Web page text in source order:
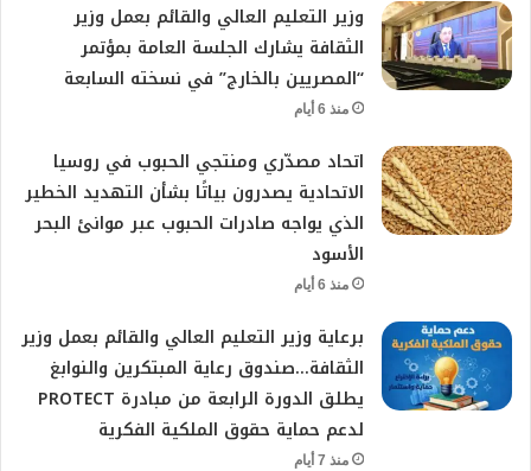
وزير التعليم العالي والقائم بعمل وزير
الثقافة يشارك الجلسة العامة بمؤتمر
“المصريين بالخارج” في نسخته السابعة
منذ 6 أيام
اتحاد مصدّري ومنتجي الحبوب في روسيا
الاتحادية يصدرون بياتًا بشأن التهديد الخطير
الذي يواجه صادرات الحبوب عبر موانئ البحر
الأسود
منذ 6 أيام
برعاية وزير التعليم العالي والقائم بعمل وزير
الثقافة…صندوق رعاية المبتكرين والنوابغ
يطلق الدورة الرابعة من مبادرة PROTECT
لدعم حماية حقوق الملكية الفكرية
منذ 7 أيام